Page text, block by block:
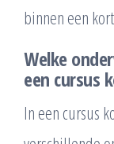
binnen een
Welke
een cursus
In een cursus